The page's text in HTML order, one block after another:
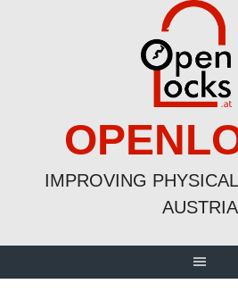
IMPROVING
AUSTRIA